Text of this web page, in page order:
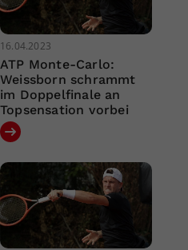
16.04.2023
ATP Monte-Carlo:
Weissborn schrammt
im Doppelfinale an
Topsensation vorbei